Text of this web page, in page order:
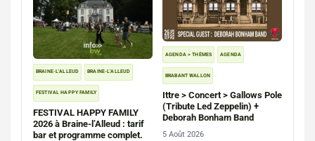
BRAINE-L'ALLEUD BRAINE-L'ALLEUD
FESTIVAL HAPPY FAMILY
FESTIVAL HAPPY FAMILY
2026 à Braine-l’Alleud : tarif
bar et programme complet.
AGENDA > THÈMES AGENDA
BRABANT WALLON
Ittre > Concert > Gallows Pole
(Tribute Led Zeppelin) +
Deborah Bonham Band
5 Août 2026